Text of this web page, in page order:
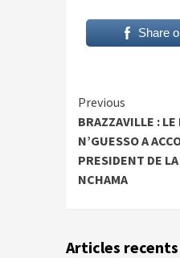
Share
Continue
Reading
Previous
BRAZZAVILLE :
N’GUESSO A
PRESIDENT DE
NCHAMA
Articles recents